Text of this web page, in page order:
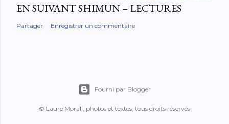
EN SUIVANT SHIMUN – LECTURES
Partager Enregistrer un commentaire
Fourni par Blogger
© Laure Morali, photos et textes, tous droits réservés